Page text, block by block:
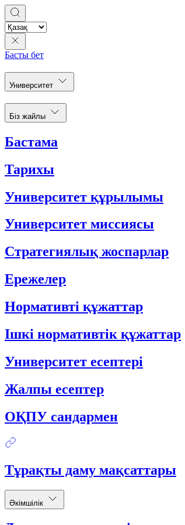
Басты бет
Университет
Біз жайлы
Бастама
Тарихы
Университет құрылымы
Университет миссиясы
Стратегиялық жоспарлар
Ережелер
Нормативті құжаттар
Ішкі нормативтік құжаттар
Университет есептері
Жалпы есептер
ОҚПУ сандармен
Тұрақты даму мақсаттары
Әкімшілік